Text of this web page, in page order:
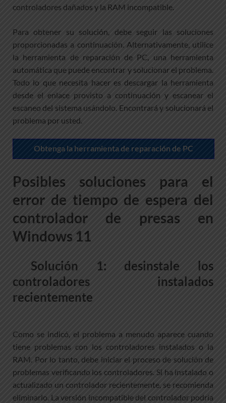
controladores dañados y la RAM incompatible.
Para obtener su solución, debe seguir las soluciones
proporcionadas a continuación. Alternativamente, utilice
la herramienta de reparación de PC, una herramienta
automática que puede encontrar y solucionar el problema.
Todo lo que necesita hacer es descargar la herramienta
desde el enlace provisto a continuación y escanear el
escaneo del sistema usándolo. Encontrará y solucionará el
problema por usted.
Obtenga la herramienta de reparación de PC
Posibles soluciones para el
error de tiempo de espera del
controlador de presas en
Windows 11
Solución 1: desinstale los
controladores instalados
recientemente
Como se indicó, el problema a menudo aparece cuando
tiene problemas con los controladores instalados o la
RAM. Por lo tanto, debe iniciar el proceso de solución de
problemas verificando los controladores. Si ha instalado o
actualizado un controlador recientemente, se recomienda
eliminarlo. La versión incompatible del controlador podría